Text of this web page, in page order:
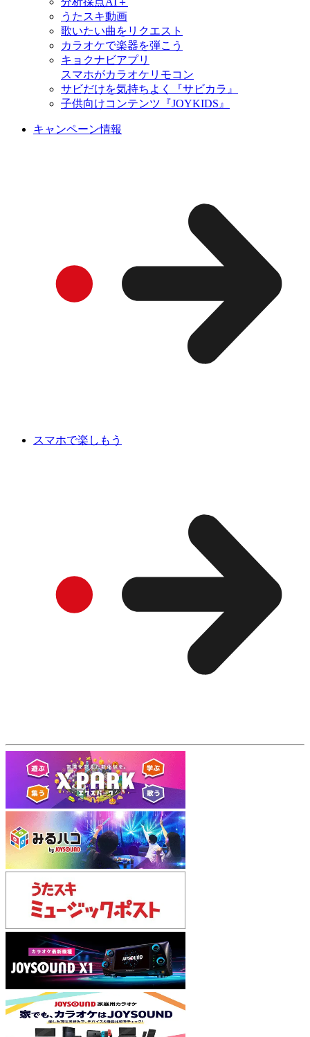
うたスキ動画
歌いたい曲をリクエスト
カラオケで楽器を弾こう
キョクナビアプリ
スマホがカラオケリモコン
サビだけを気持ちよく『サビカラ』
子供向けコンテンツ『JOYKIDS』
キャンペーン情報
スマホで楽しもう